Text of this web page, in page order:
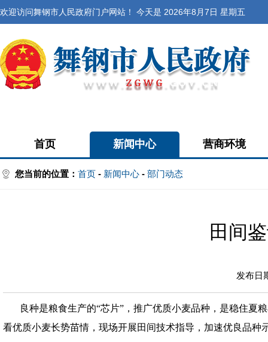
欢迎访问舞钢市人民政府门户网站！ 今天是 2026年8月7日 星期五
首页 新闻中心 营商环境
您当前的位置： 首页 - 新闻中心 - 部门动态
田间
发布日
良种是粮食生产的“芯片”，推广优质小麦品种，是稳住夏
看优质小麦长势苗情，现场开展田间技术指导，加速优良品